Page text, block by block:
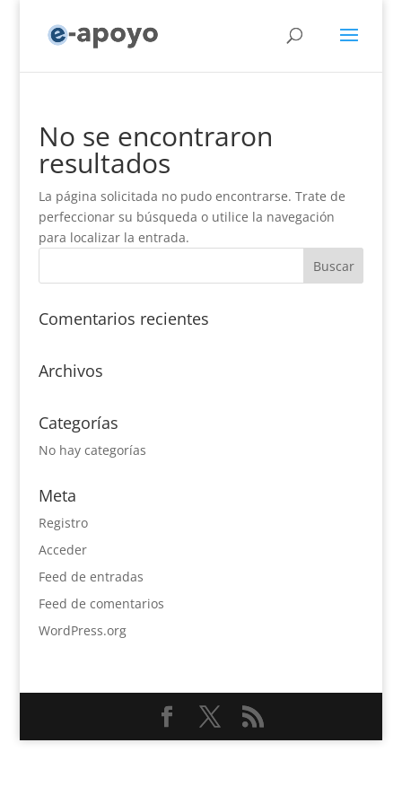
No se encontraron
resultados
La página solicitada no pudo encontrarse. Trate de
perfeccionar su búsqueda o utilice la navegación
para localizar la entrada.
Comentarios recientes
Archivos
Categorías
No hay categorías
Meta
Registro
Acceder
Feed de entradas
Feed de comentarios
WordPress.org